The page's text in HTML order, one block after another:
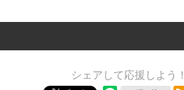
シェアして応援しよう！